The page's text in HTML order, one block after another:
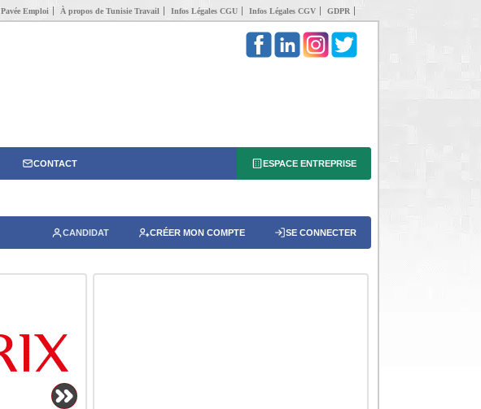
Pavée Emploi À propos de Tunisie Travail Infos Légales CGU Infos Légales CGV GDPR
CONTACT ESPACE ENTREPRISE
CANDIDAT CRÉER MON COMPTE SE CONNECTER